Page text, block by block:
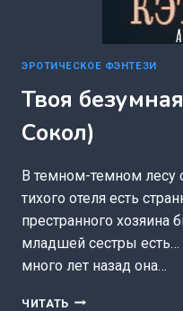
ЭРОТИЧЕСКОЕ ФЭНТЕЗИ
Твоя
Сокол)
В темном-темном лесу
тихого отеля есть
престранного хозяина
младшей сестры есть…
много лет назад она…
ЧИТАТЬ ТВОЯ